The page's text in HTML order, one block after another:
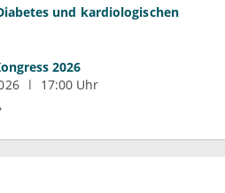
und kardiologischen
2026
17:00 Uhr